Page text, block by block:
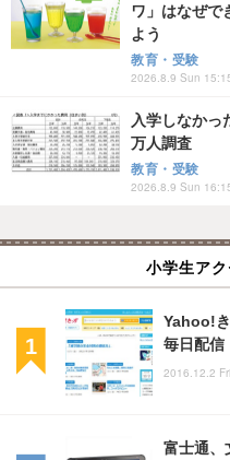
ワ」はなぜで
よう
教育・受験
2026.8.9 Sun
入学しなかっ
万人調査
教育・受験
2026.8.9 Sun
小学生ア
Yahoo!
毎日配信
2016.12.2
富士通、